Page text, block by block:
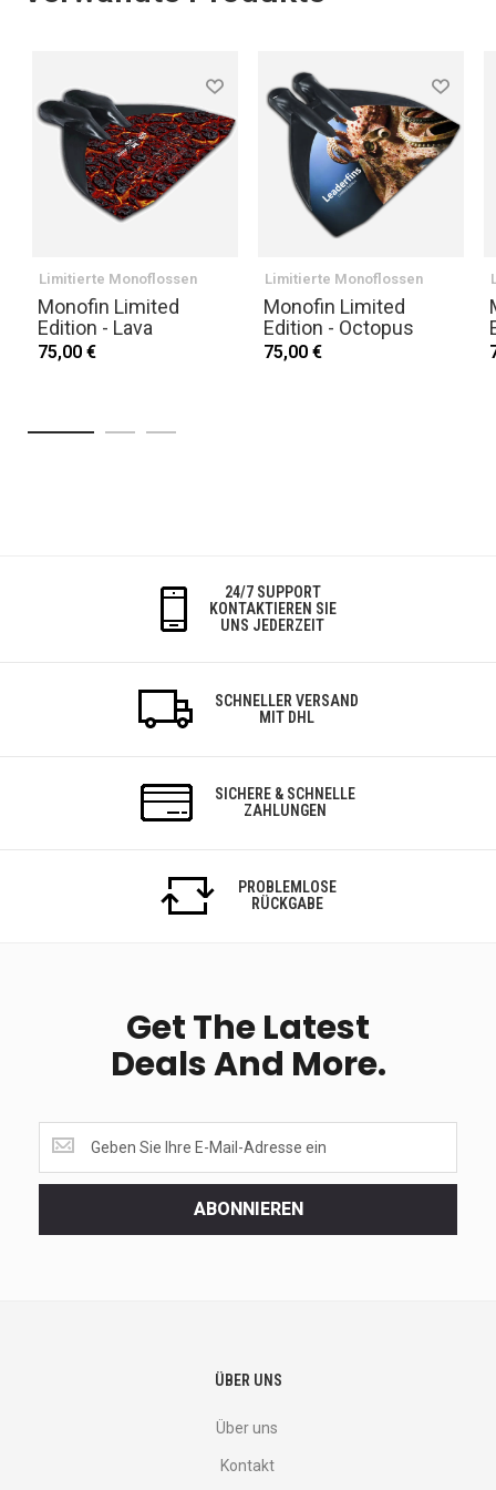
Limitierte Monoflossen
Monofin Limited
Edition - Lava
75,00 €
Limitierte Monoflossen
Monofin Limited
Edition - Octopus
75,00 €
24/7 SUPPORT
KONTAKTIEREN SIE
UNS JEDERZEIT
SCHNELLER VERSAND
MIT DHL
SICHERE & SCHNELLE
ZAHLUNGEN
PROBLEMLOSE
RÜCKGABE
Get The Latest
Deals And More.
the
latest
ABONNIEREN
ÜBER UNS
Über uns
Kontakt